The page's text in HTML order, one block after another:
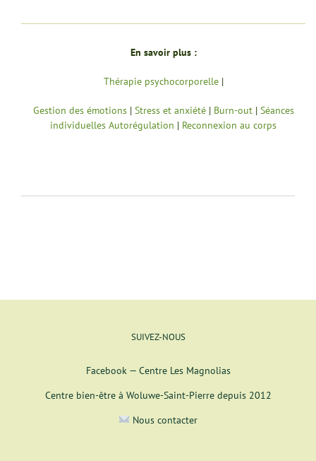
En savoir plus :
Thérapie psychocorporelle|
Gestion des émotions| Stress et anxiété| Burn-out| Séances
individuelles Autorégulation | Reconnexion au corps
SUIVEZ-NOUS
Facebook — Centre Les Magnolias
Centre bien-être à Woluwe-Saint-Pierre depuis 2012
Nous contacter